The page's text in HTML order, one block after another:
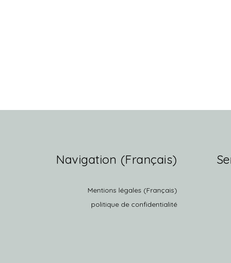
(Français) Navigation
(Français) Mentions légales
politique de confidentialité